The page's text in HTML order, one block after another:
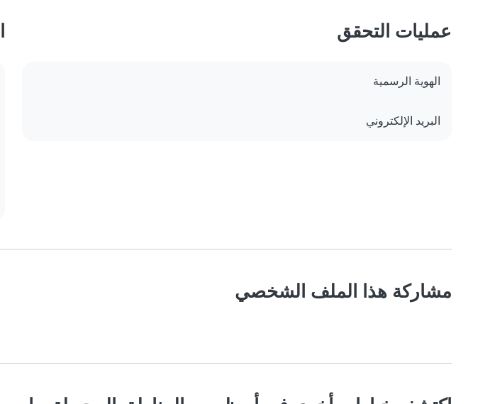
عمليات التحقق
الهوية الرسمية
البريد الإلكتروني
مشاركة هذا الملف الشخصي